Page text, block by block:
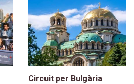
Circuit per Bulgària